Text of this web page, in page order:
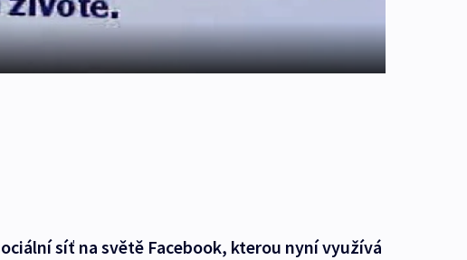
síť na světě Facebook, kterou nyní využívá